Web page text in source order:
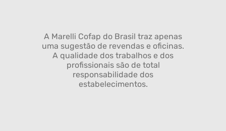
A Marelli Cofap do Brasil traz apenas
uma sugestão de revendas e oficinas.
A qualidade dos trabalhos e dos
profissionais são de total
responsabilidade dos
estabelecimentos.